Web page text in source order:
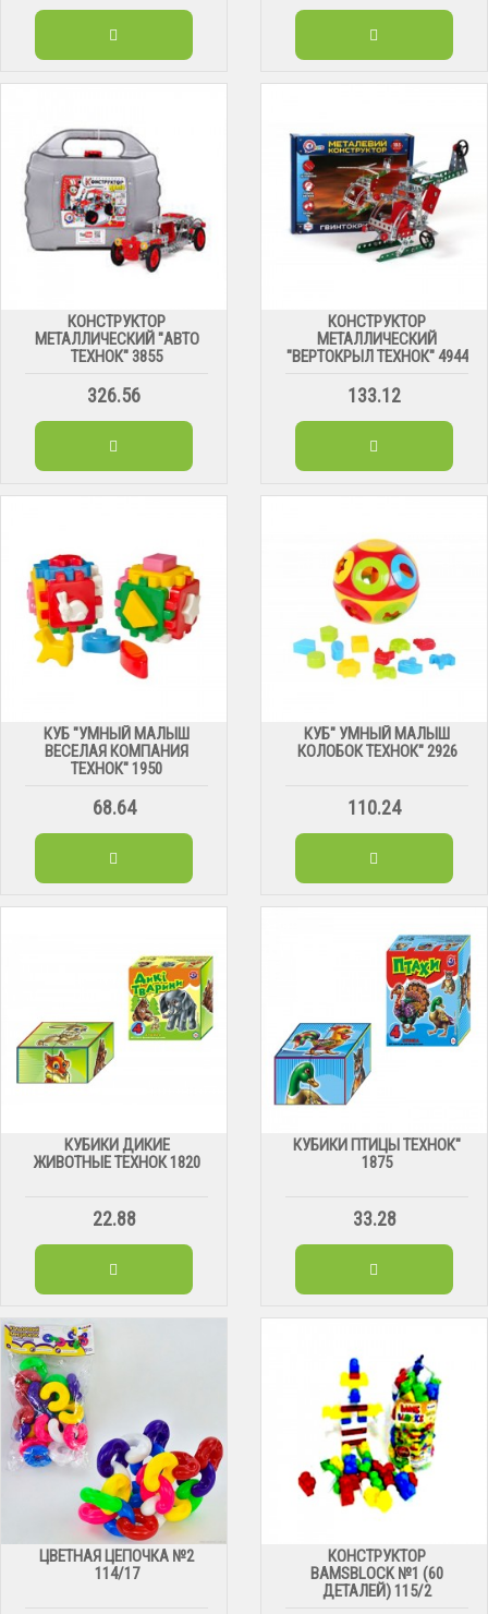
КОНСТРУКТОР
МЕТАЛЛИЧЕСКИЙ "АВТО
ТЕХНОК" 3855
326.56
КОНСТРУКТОР
МЕТАЛЛИЧЕСКИЙ
"ВЕРТОКРЫЛ ТЕХНОК" 4944
133.12
КУБ "УМНЫЙ МАЛЫШ
ВЕСЕЛАЯ КОМПАНИЯ
ТЕХНОК" 1950
68.64
КУБ" УМНЫЙ МАЛЫШ
КОЛОБОК ТЕХНОК" 2926
110.24
КУБИКИ ДИКИЕ
ЖИВОТНЫЕ ТЕХНОК 1820
22.88
КУБИКИ ПТИЦЫ ТЕХНОК"
1875
33.28
ЦВЕТНАЯ ЦЕПОЧКА №2
114/17
КОНСТРУКТОР
BAMSBLOCK №1 (60
ДЕТАЛЕЙ) 115/2